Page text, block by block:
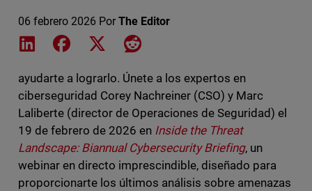
06 febrero 2026 Por The Editor
Share on LinkedIn
Share on Facebook
Share on XShare on Reddit
ayudarte a lograrlo. Únete a los expertos en
ciberseguridad Corey Nachreiner (CSO) y Marc
Laliberte (director de Operaciones de Seguridad) el
19 de febrero de 2026 en Inside the Threat
Landscape: Biannual Cybersecurity Briefing, un
webinar en directo imprescindible, diseñado para
proporcionarte los últimos análisis sobre amenazas